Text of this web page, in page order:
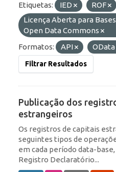
Etiquetas: IED ROF
Licença Aberta para Bases
Open Data Commons
Formatos:
API OData
Filtrar Resultados
Publicação dos
estrangeiros
Os registros de capitais
seguintes tipos de
em cada período data-
Registro Declaratório...